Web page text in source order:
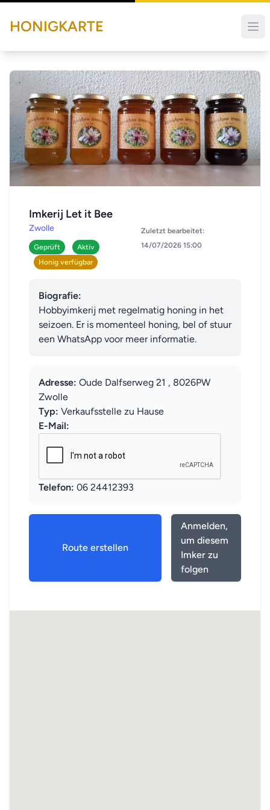
HONIGKARTE
Imkerij Let it Bee
Zwolle
Geprüft
Aktiv
Honig verfügbar
Zuletzt bearbeitet:
14/07/2026 15:00
Biografie:
Hobbyimkerij met regelmatig honing in het
seizoen. Er is momenteel honing, bel of stuur
een WhatsApp voor meer informatie.
Adresse: Oude Dalfserweg 21 , 8026PW
Zwolle
Typ: Verkaufsstelle zu Hause
E-Mail:
Telefon: 06 24412393
Route erstellen
Anmelden,
um diesem
Imker zu
folgen